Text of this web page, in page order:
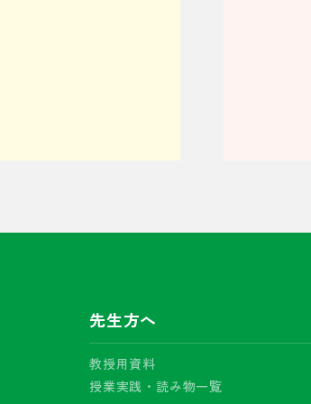
先生方へ
教授用資料
授業実践・読み物一覧